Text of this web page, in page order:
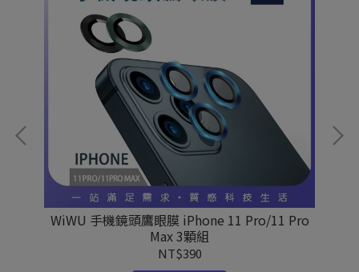
WiWU 手機鏡頭鷹眼膜 iPhone 11 Pro/11 Pro
Max 3顆組
NT$390